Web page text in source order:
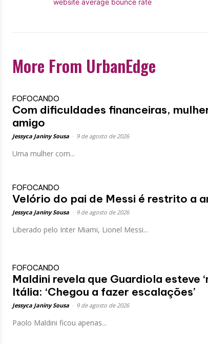
website average bounce rate
More From UrbanEdge
FOFOCANDO
Com dificuldades financeiras,
amigo
Jessyca Janiny Sousa 9 de agosto de 2026
Uma mulher com...
FOFOCANDO
Velório do pai de Messi é restrito a
Jessyca Janiny Sousa 9 de agosto de 2026
Liberado pelo Inter Miami, Lionel Messi...
FOFOCANDO
Maldini revela que Guardiola esteve
Itália: ‘Chegou a fazer escalações’
Jessyca Janiny Sousa 9 de agosto de 2026
Paolo Maldini ficou apenas...